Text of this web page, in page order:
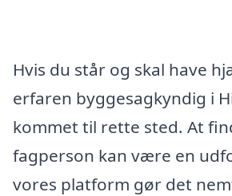
Hvis du står og skal have
erfaren byggesagkyndig i
kommet til rette sted. At
fagperson kan være en
vores platform gør det